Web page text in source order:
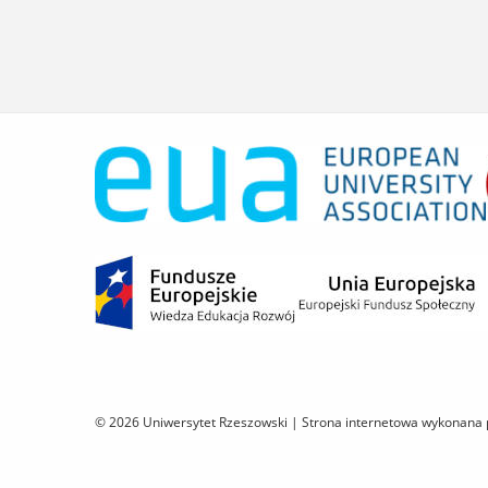
© 2026 Uniwersytet Rzeszowski | Strona internetowa wykonana